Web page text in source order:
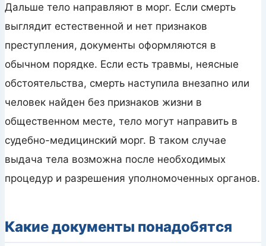
Дальше тело направляют в морг. Если смерть
выглядит естественной и нет признаков
преступления, документы оформляются в
обычном порядке. Если есть травмы, неясные
обстоятельства, смерть наступила внезапно или
человек найден без признаков жизни в
общественном месте, тело могут направить в
судебно-медицинский морг. В таком случае
выдача тела возможна после необходимых
процедур и разрешения уполномоченных органов.
Какие документы понадобятся